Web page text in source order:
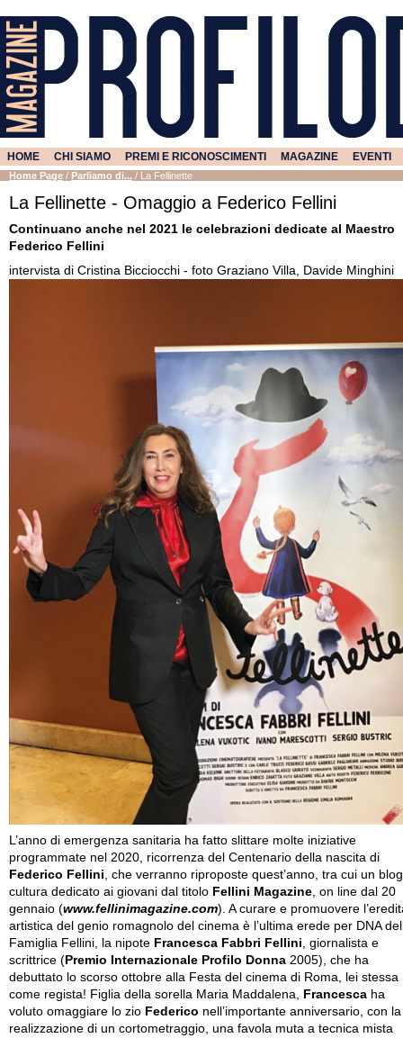
HOME CHI SIAMO PREMI E RICONOSCIMENTI MAGAZINE EVENTI
Home Page / Parliamo di... / La Fellinette
La Fellinette - Omaggio a Federico Fellini
Continuano anche nel 2021 le celebrazioni dedicate al Maestro
Federico Fellini
intervista di Cristina Bicciocchi - foto Graziano Villa, Davide Minghini
L’anno di emergenza sanitaria ha fatto slittare molte iniziative
programmate nel 2020, ricorrenza del Centenario della nascita di
Federico Fellini, che verranno riproposte quest’anno, tra cui un
cultura dedicato ai giovani dal titolo Fellini Magazine, on line dal 20
gennaio (www.fellinimagazine.com). A curare e promuovere
artistica del genio romagnolo del cinema è l’ultima erede per DNA
Famiglia Fellini, la nipote Francesca Fabbri Fellini, giornalista e
scrittrice ( Premio Internazionale Profilo Donna 2005), che ha
debuttato lo scorso ottobre alla Festa del cinema di Roma, lei stessa
come regista! Figlia della sorella Maria Maddalena, Francesca ha
voluto omaggiare lo zio Federico nell’importante anniversario, con la
realizzazione di un cortometraggio, una favola muta a tecnica mista